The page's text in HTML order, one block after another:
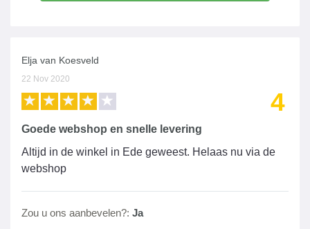
Elja van Koesveld
22 Nov 2020
4
Goede webshop en snelle levering
Altijd in de winkel in Ede geweest. Helaas nu via de
webshop
Zou u ons aanbevelen?: Ja